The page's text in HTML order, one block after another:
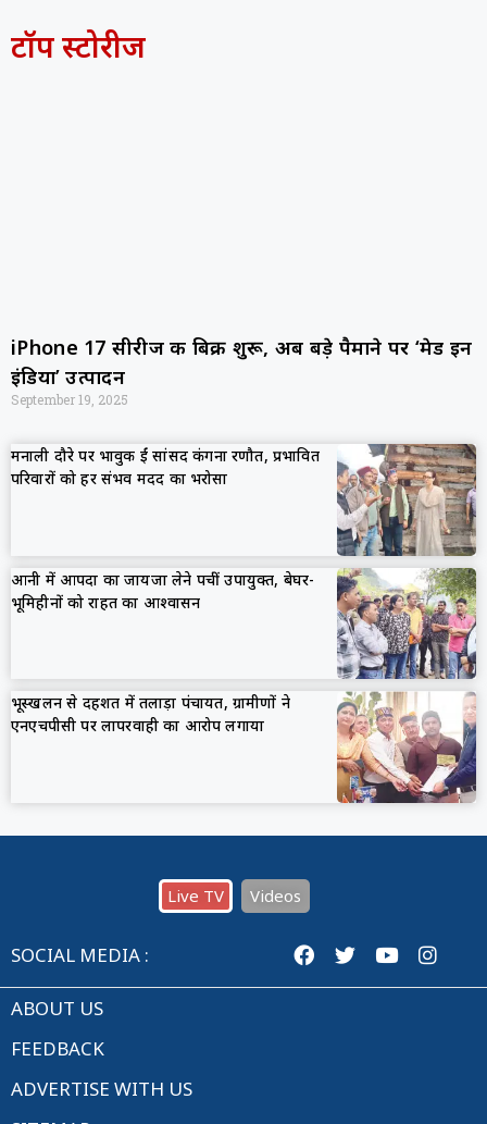
टॉप स्टोरीज
iPhone 17 सीरीज की बिक्री शुरू, अब बड़े पैमाने पर ‘मेड इन
इंडिया’ उत्पादन
September 19, 2025
मनाली दौरे पर भावुक हुईं सांसद कंगना रणौत, प्रभावित
परिवारों को हर संभव मदद का भरोसा
आनी में आपदा का जायजा लेने पहुंचीं उपायुक्त, बेघर-
भूमिहीनों को राहत का आश्वासन
भूस्खलन से दहशत में तलाड़ा पंचायत, ग्रामीणों ने
एनएचपीसी पर लापरवाही का आरोप लगाया
Live TV Videos
SOCIAL MEDIA :
ABOUT US
FEEDBACK
ADVERTISE WITH US